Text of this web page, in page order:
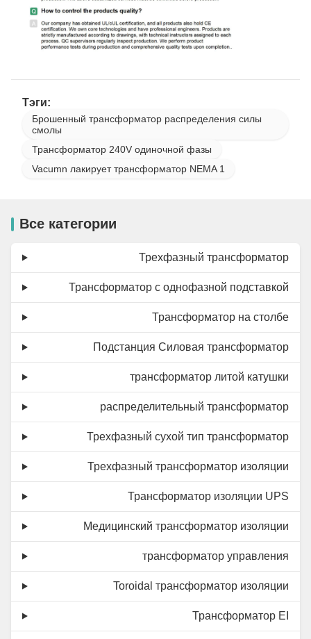
Тэги:
Брошенный трансформатор распределения силы
смолы
Трансформатор 240V одиночной фазы
Vacumn лакирует трансформатор NEMA 1
Все категории
Трехфазный трансформатор
Трансформатор с однофазной подставкой
Трансформатор на столбе
Подстанция Силовая трансформатор
трансформатор литой катушки
распределительный трансформатор
Трехфазный сухой тип трансформатор
Трехфазный трансформатор изоляции
Трансформатор изоляции UPS
Медицинский трансформатор изоляции
трансформатор управления
Toroidal трансформатор изоляции
Трансформатор EI